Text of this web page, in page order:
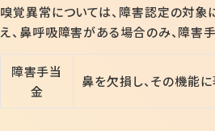
嗅覚異常については、障害認定の対象
え、鼻呼吸障害がある場合のみ、障害
障害手当
金
鼻を欠損し、その機能